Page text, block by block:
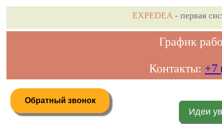
EXPEDEA- первая
График
Контакты: +7
Обратный звонок
Идеи